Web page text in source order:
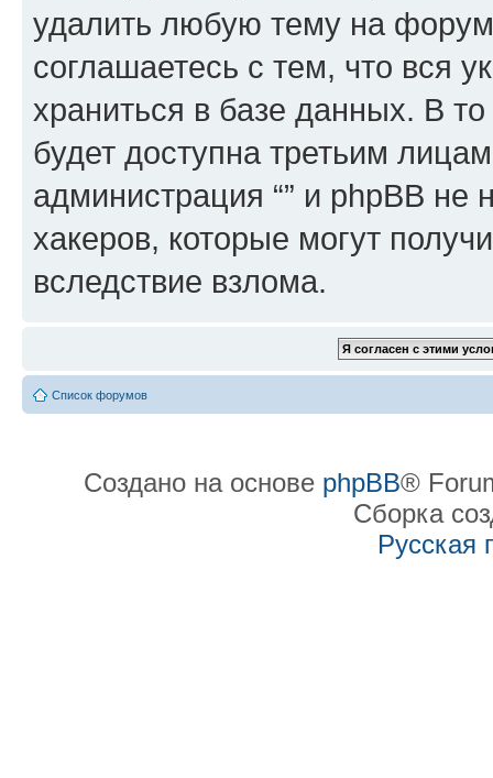
удалить любую тему на
соглашаетесь с тем, что вся
храниться в базе данных. В
будет доступна третьим
администрация “” и phpBB не
хакеров, которые могут
вследствие взлома.
Список форумов
Создано на основе phpBB®
Сборка
Русская